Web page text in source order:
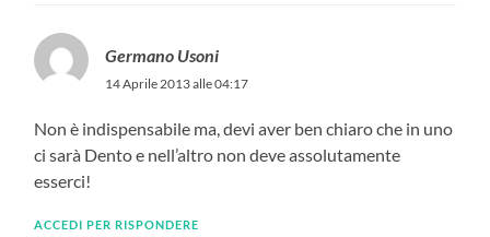
Germano Usoni
14 Aprile 2013 alle 04:17
Non è indispensabile ma, devi aver ben chiaro che in uno
ci sarà Dento e nell’altro non deve assolutamente
esserci!
ACCEDI PER RISPONDERE